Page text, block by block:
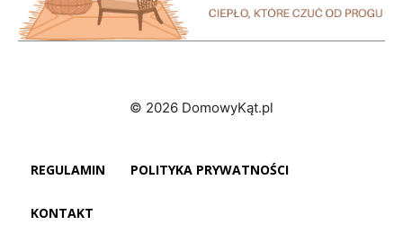
© 2026 DomowyKąt.pl
REGULAMIN POLITYKA PRYWATNOŚCI
KONTAKT